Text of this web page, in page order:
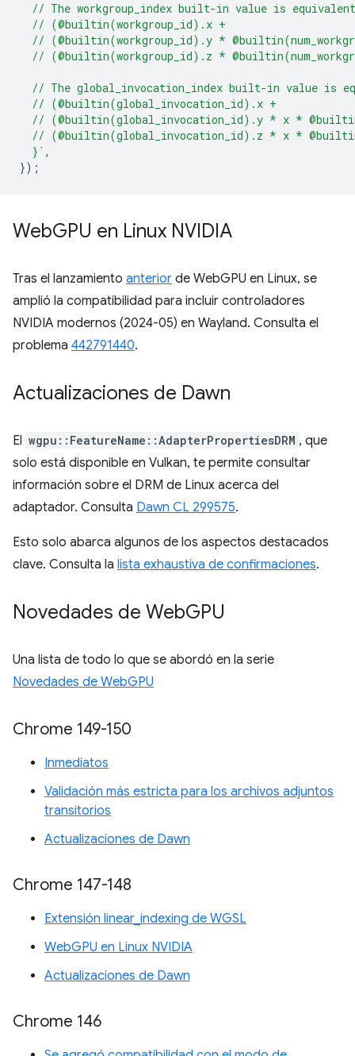
// The workgroup_index built-in value is
  // (@builtin(workgroup_id).x +
// (@builtin(workgroup_id).y *
// (@builtin(workgroup_id).z *
// The global_invocation_index built-in value is
  // (@builtin(global_invocation_id).x +
// (@builtin(global_invocation_id).y * x *
// (@builtin(global_invocation_id).z * x *
  }`
,
});
WebGPU en Linux NVIDIA
Tras el lanzamiento anterior de WebGPU en Linux, se
amplió la compatibilidad para incluir controladores
NVIDIA modernos (2024-05) en Wayland. Consulta el
problema 442791440.
Actualizaciones de Dawn
El wgpu::FeatureName::AdapterPropertiesDRM , que
solo está disponible en Vulkan, te permite consultar
información sobre el DRM de Linux acerca del
adaptador. Consulta Dawn CL 299575.
Esto solo abarca algunos de los aspectos destacados
clave. Consulta la lista exhaustiva de confirmaciones.
Novedades de WebGPU
Una lista de todo lo que se abordó en la serie
Novedades de WebGPU
Chrome 149-150
Inmediatos
Validación más estricta para los archivos adjuntos
transitorios
Actualizaciones de Dawn
Chrome 147-148
Extensión linear_indexing de WGSL
WebGPU en Linux NVIDIA
Actualizaciones de Dawn
Chrome 146